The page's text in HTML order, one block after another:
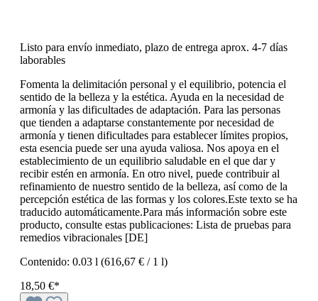
Listo para envío inmediato, plazo de entrega aprox. 4-7 días
laborables
Fomenta la delimitación personal y el equilibrio, potencia el
sentido de la belleza y la estética. Ayuda en la necesidad de
armonía y las dificultades de adaptación. Para las personas
que tienden a adaptarse constantemente por necesidad de
armonía y tienen dificultades para establecer límites propios,
esta esencia puede ser una ayuda valiosa. Nos apoya en el
establecimiento de un equilibrio saludable en el que dar y
recibir estén en armonía. En otro nivel, puede contribuir al
refinamiento de nuestro sentido de la belleza, así como de la
percepción estética de las formas y los colores.Este texto se ha
traducido automáticamente.Para más información sobre este
producto, consulte estas publicaciones: Lista de pruebas para
remedios vibracionales [DE]
Contenido: 0.03 l (616,67 € / 1 l)
18,50 €*